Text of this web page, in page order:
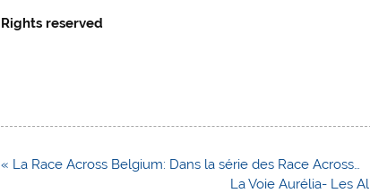
Rights reserved
Navigation
« La Race Across Belgium: Dans la série des Race Across…
La Voie Aurélia- Les